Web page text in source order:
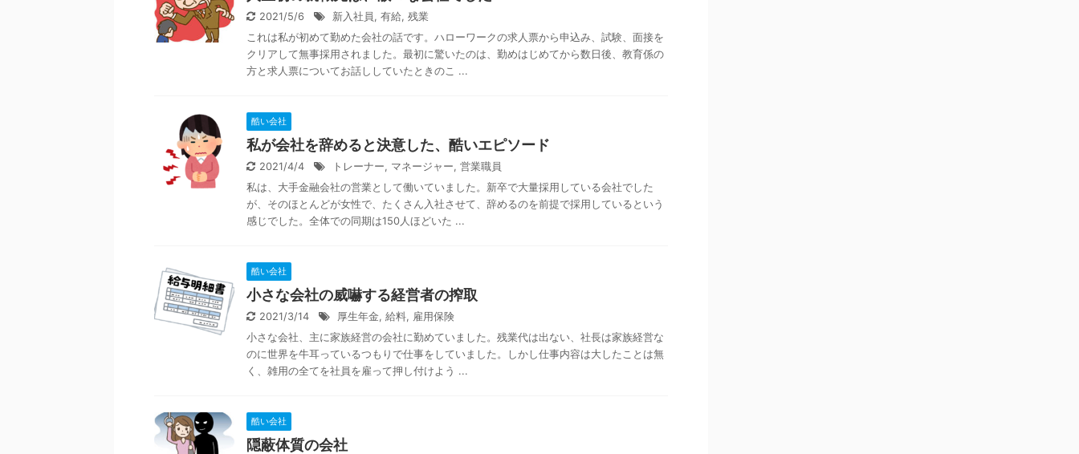
2021/5/6 新入社員 , 有給, 残業
これは私が初めて勤めた会社の話です。ハローワークの求人票から申込み、試験、面接を
クリアして無事採用されました。最初に驚いたのは、勤めはじめてから数日後、教育係の
方と求人票についてお話ししていたときのこ ...
酷い会社
私が会社を辞めると決意した、酷いエピソード
2021/4/4 トレーナー, マネージャー, 営業職員
私は、大手金融会社の営業として働いていました。新卒で大量採用している会社でした
が、そのほとんどが女性で、たくさん入社させて、辞めるのを前提で採用しているという
感じでした。全体での同期は150人ほどいた ...
酷い会社
小さな会社の威嚇する経営者の搾取
2021/3/14 厚生年金, 給料, 雇用保険
小さな会社、主に家族経営の会社に勤めていました。残業代は出ない、社長は家族経営な
のに世界を牛耳っているつもりで仕事をしていました。しかし仕事内容は大したことは無
く、雑用の全てを社員を雇って押し付けよう ...
酷い会社
隠蔽体質の会社